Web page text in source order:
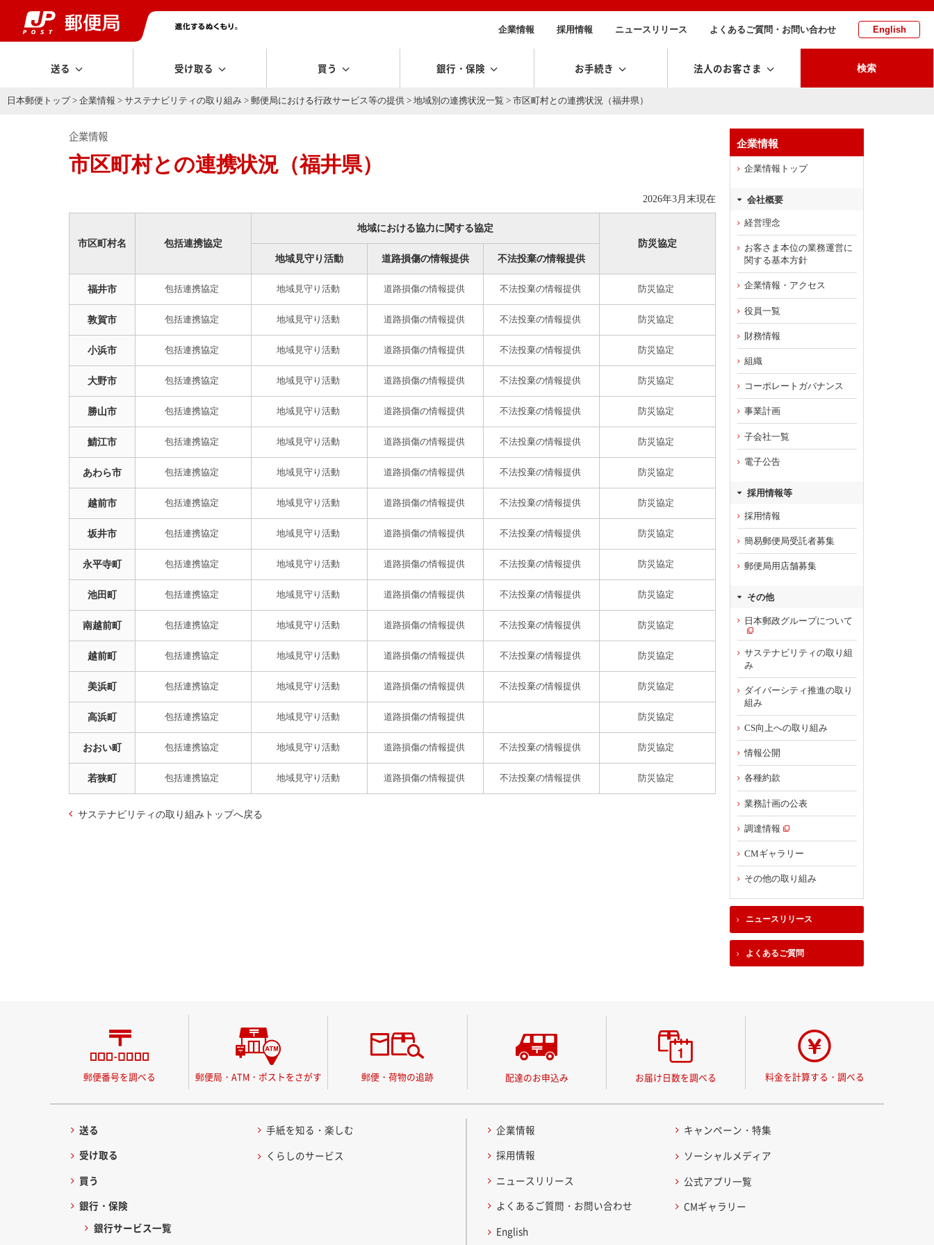
企業情報 採用情報 ニュースリリース よくあるご質問・お問い合わせ English
送る 受け取る 買う 銀行・保険 お手続き 法人のお客さま 検索
日本郵便トップ>企業情報 >サステナビリティの取り組み >郵便局における行政サービス等の提供 >地域別の連携状況一覧 > 市区町村との連携状況（福井県）
企業情報
市区町村との連携状況（福井県）
2026年3月末現在
市区町村名 包括連携協定
地域における協力に関する協定
防災協定
地域見守り活動
道路損傷の情報提供 不法投棄の情報提供
福井市
敦賀市
小浜市
大野市
勝山市
鯖江市
あわら市
越前市
坂井市
永平寺町
池田町
南越前町
越前町
美浜町
高浜町
おおい町
若狭町
サステナビリティの取り組みトップへ戻る
企業情報
企業情報トップ
会社概要
経営理念
お客さま本位の業務運営に
関する基本方針
企業情報・アクセス
役員一覧
財務情報
組織
コーポレートガバナンス
事業計画
子会社一覧
電子公告
採用情報等
採用情報
簡易郵便局受託者募集
郵便局用店舗募集
その他
日本郵政グループについて
サステナビリティの取り組
み
ダイバーシティ推進の取り
組み
CS向上への取り組み
情報公開
各種約款
業務計画の公表
調達情報
CMギャラリー
その他の取り組み
ニュースリリース
よくあるご質問
郵便番号を調べる 郵便局・ATM・ポストをさがす 郵便・荷物の追跡 配達のお申込み お届け日数を調べる 料金を計算する・調べる
送る
受け取る
買う
銀行・保険
銀行サービス一覧
手紙を知る・楽しむ
くらしのサービス
企業情報
採用情報
ニュースリリース
よくあるご質問・お問い合わせ
English
キャンペーン・特集
ソーシャルメディア
公式アプリ一覧
CMギャラリー